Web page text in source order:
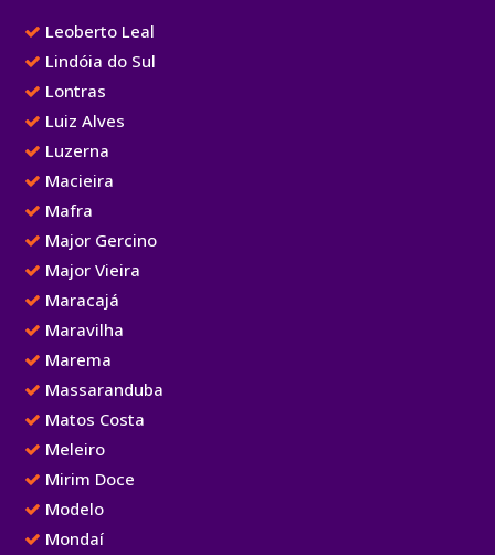
Leoberto Leal
Lindóia do Sul
Lontras
Luiz Alves
Luzerna
Macieira
Mafra
Major Gercino
Major Vieira
Maracajá
Maravilha
Marema
Massaranduba
Matos Costa
Meleiro
Mirim Doce
Modelo
Mondaí